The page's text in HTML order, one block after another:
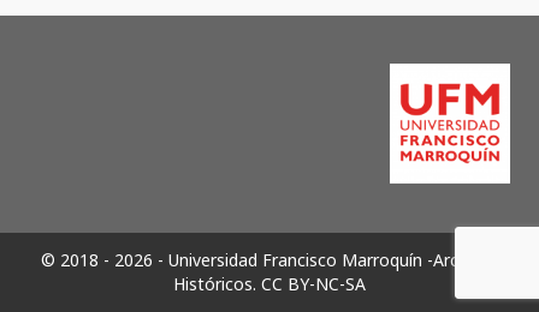
© 2018 - 2026 - Universidad Francisco Marroquín -Archivos
Históricos. CC BY-NC-SA